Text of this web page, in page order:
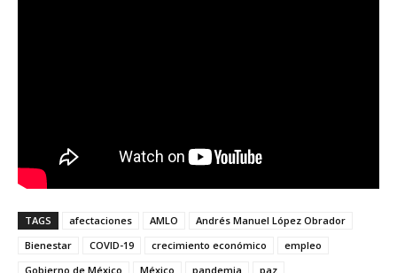
TAGS afectaciones AMLO
Andrés Manuel López Obrador
Bienestar
COVID-19 crecimiento económico
empleo
Gobierno de México
México pandemia
paz